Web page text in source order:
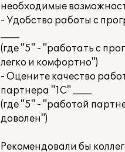
необходимые
- Удобство работы с
____
(где "5" - "работать с
легко и комфортно")
- Оцените качество
партнера "1С" ____
(где "5" - "работой
доволен")
Рекомендовали бы